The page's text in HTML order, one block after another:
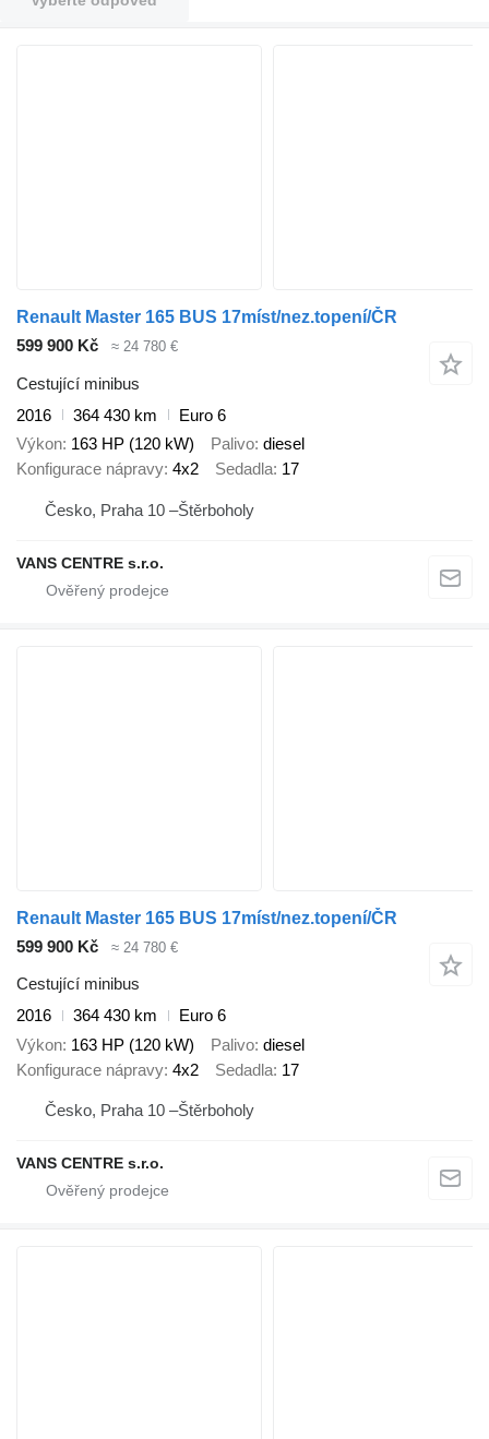
Renault Master 165 BUS 17míst/nez.topení/ČR
599 900 Kč
≈ 24 780 €
Cestující minibus
2016
364 430 km
Euro 6
Výkon 163 HP (120 kW) Palivo diesel
Konfigurace nápravy 4x2 Sedadla 17
Česko, Praha 10 –Štěrboholy
VANS CENTRE s.r.o.
Renault Master 165 BUS 17míst/nez.topení/ČR
599 900 Kč
≈ 24 780 €
Cestující minibus
2016
364 430 km
Euro 6
Výkon 163 HP (120 kW) Palivo diesel
Konfigurace nápravy 4x2 Sedadla 17
Česko, Praha 10 –Štěrboholy
VANS CENTRE s.r.o.